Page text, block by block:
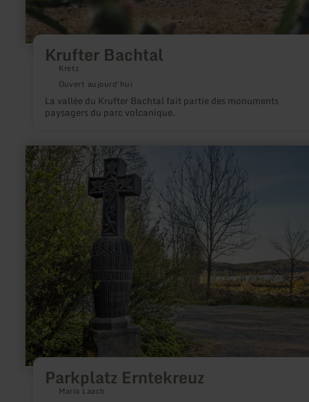
Krufter Bachtal
Kretz
Ouvert aujourd'hui
La vallée du Krufter Bachtal fait partie des monuments
paysagers du parc volcanique.
Parkplatz Erntekreuz
Maria Laach
en
savoir
plus
sur
:
Parkplatz
Erntekreuz